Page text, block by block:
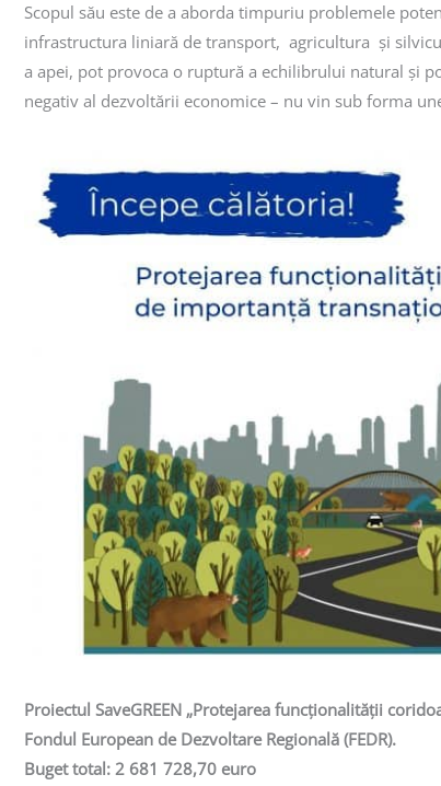
Scopul său este de a aborda timpuriu problemele
infrastructura liniară de transport, agricultura și
a apei, pot provoca o ruptură a echilibrului natural și
negativ al dezvoltării economice – nu vin sub forma
Proiectul SaveGREEN „Protejarea funcționalității
Fondul European de Dezvoltare Regională (FEDR).
Buget total: 2 681 728,70 euro